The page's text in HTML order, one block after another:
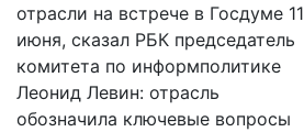
отрасли на встрече в Госдуме 11
июня, сказал РБК председатель
комитета по информполитике
Леонид Левин: отрасль
обозначила ключевые вопросы